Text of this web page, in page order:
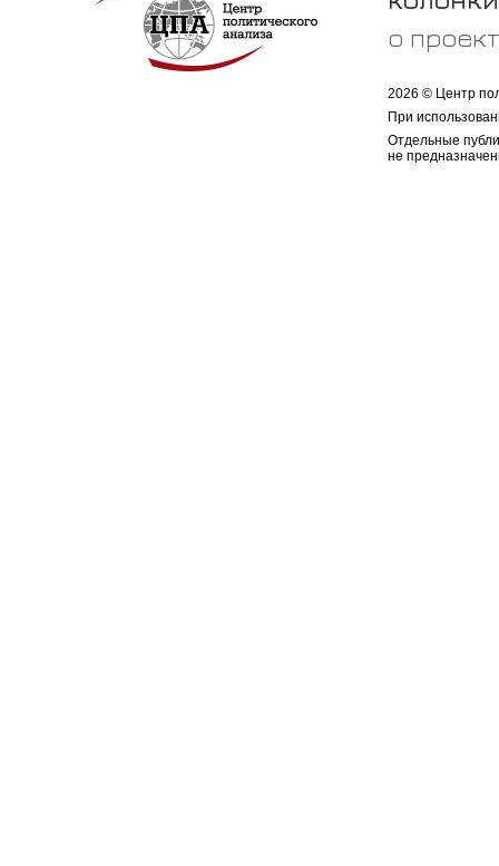
о
2026 © Центр
При
Отдельные
не